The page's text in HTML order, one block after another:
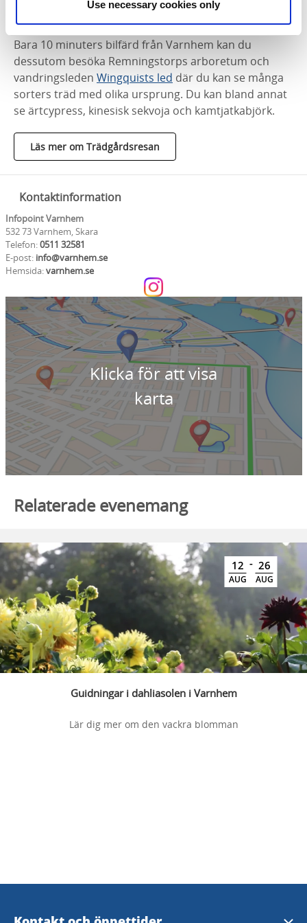
Use necessary cookies only
av munkarnas nyttoväxter.
Bara 10 minuters bilfärd från Varnhem kan du
dessutom besöka Remningstorps arboretum och
vandringsleden Wingquists led där du kan se många
sorters träd med olika ursprung. Du kan bland annat
se ärtcypress, kinesisk sekvoja och kamtjatkabjörk.
Läs mer om Trädgårdsresan
Kontaktinformation
Infopoint Varnhem
532 73 Varnhem, Skara
Telefon:0511 32581
E-post: info@varnhem.se
Hemsida:varnhem.se
Klicka för att visa
karta
Relaterade evenemang
12
AUG
- 26
AUG
Guidningar i dahliasolen i Varnhem
Lär dig mer om den vackra blomman